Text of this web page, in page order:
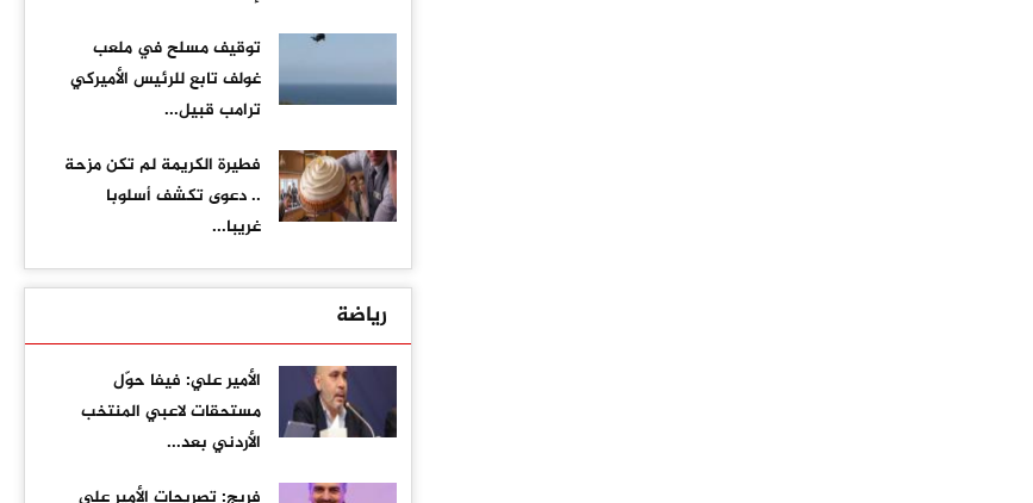
توقيف مسلح في ملعب
غولف تابع للرئيس الأميركي
ترامب قبيل...
فطيرة الكريمة لم تكن مزحة
.. دعوى تكشف أسلوبا
غريبا...
رياضة
الأمير علي: فيفا حوّل
مستحقات لاعبي المنتخب
الأردني بعد...